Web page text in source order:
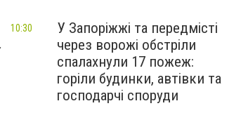
У Запоріжжі та передмісті
через ворожі обстріли
спалахнули 17 пожеж:
горіли будинки, автівки та
господарчі споруди
10:30